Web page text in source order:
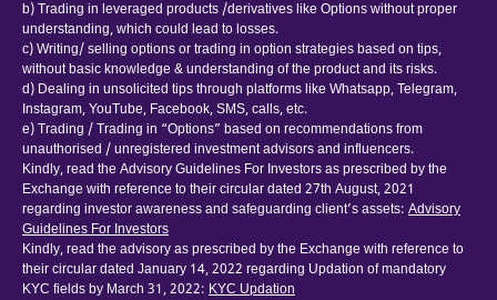
b) Trading in leveraged products /derivatives like Options without proper
understanding, which could lead to losses.
c) Writing/ selling options or trading in option strategies based on tips,
without basic knowledge & understanding of the product and its risks.
d) Dealing in unsolicited tips through platforms like Whatsapp, Telegram,
Instagram, YouTube, Facebook, SMS, calls, etc.
e) Trading / Trading in “Options” based on recommendations from
unauthorised / unregistered investment advisors and influencers.
Kindly, read the Advisory Guidelines For Investors as prescribed by the
Exchange with reference to their circular dated 27th August, 2021
regarding investor awareness and safeguarding client’s assets: Advisory
Guidelines For Investors
Kindly, read the advisory as prescribed by the Exchange with reference to
their circular dated January 14, 2022 regarding Updation of mandatory
KYC fields by March 31, 2022: KYC Updation